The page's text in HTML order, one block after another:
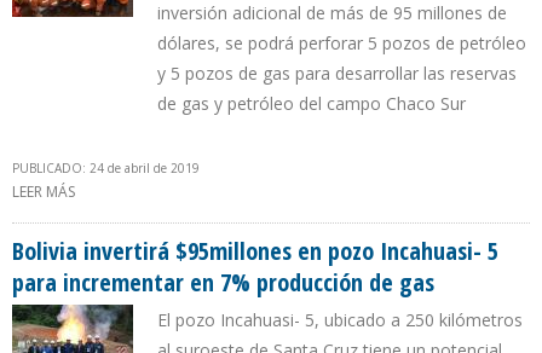
inversión adicional de más de 95 millones de
dólares, se podrá perforar 5 pozos de petróleo
y 5 pozos de gas para desarrollar las reservas
de gas y petróleo del campo Chaco Sur
PUBLICADO: 24 de abril de 2019
LEER MÁS
Bolivia invertirá $95millones en pozo Incahuasi- 5
para incrementar en 7% producción de gas
El pozo Incahuasi- 5, ubicado a 250 kilómetros